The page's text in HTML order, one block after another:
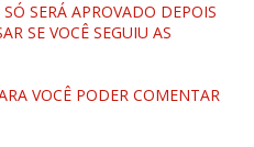
SERÁ APROVADO DEPOIS
SE VOCÊ SEGUIU AS
VOCÊ PODER COMENTAR